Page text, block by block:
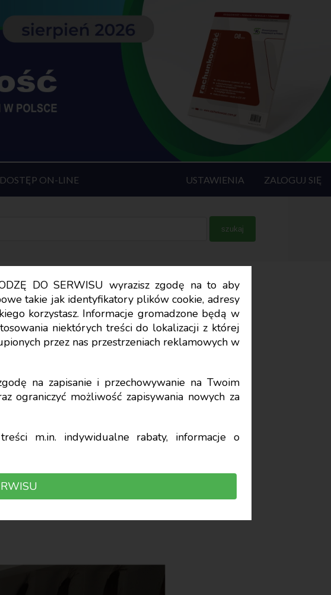
DO SERWISU wyrazisz zgodę na to aby
takie jak identyfikatory plików cookie, adresy
korzystasz. Informacje gromadzone będą w
niektórych treści do lokalizacji z której
przez nas przestrzeniach reklamowych w
na zapisanie i przechowywanie na Twoim
ograniczyć możliwość zapisywania nowych za
m.in. indywidualne rabaty, informacje o
ON-LINE USTAWIENIA ZALOGUJ SIĘ
Data publikacji: 2026-06-02
Księgowych w Polsce pod
rozstrzygnęła 57. edycję
i licencjackie z dziedziny
w 2025 r. nadano stopnie